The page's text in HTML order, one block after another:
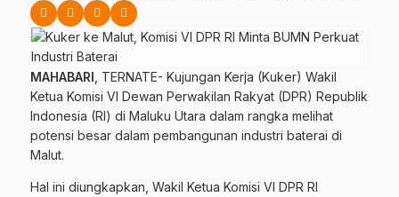
MAHABARI , TERNATE- Kujungan Kerja (Kuker) Wakil
Ketua Komisi VI Dewan Perwakilan Rakyat (DPR) Republik
Indonesia (RI) di Maluku Utara dalam rangka melihat
potensi besar dalam pembangunan industri baterai di
Malut.
Hal ini diungkapkan, Wakil Ketua Komisi VI DPR RI